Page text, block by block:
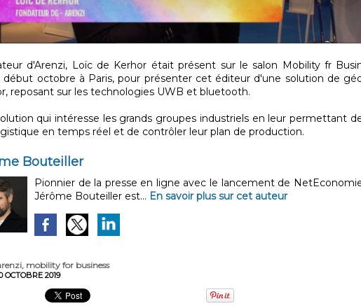
d'Arenzi, Loïc de Kerhor était présent sur le salon Mobility fr
octobre à Paris, pour présenter cet éditeur d'une solution de
reposant sur les technologies UWB et bluetooth.
qui intéresse les grands groupes industriels en leur permettant
en temps réel et de contrôler leur plan de production.
Bouteiller
Pionnier de la presse en ligne avec le lancement de
Jérôme Bouteiller est... En savoir plus sur cet auteur
, mobility for business
OCTOBRE 2019